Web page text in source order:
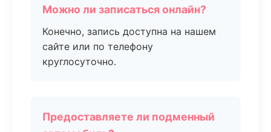
Можно ли записаться онлайн?
Конечно, запись доступна на нашем
сайте или по телефону
круглосуточно.
Предоставляете ли подменный